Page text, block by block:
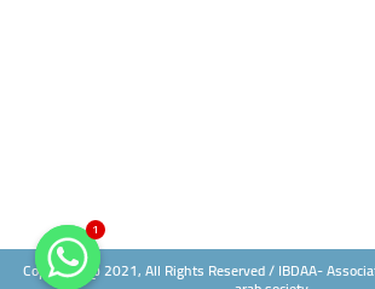
Copyright @ 2021, All Rights Reserved / IBDAA-
1